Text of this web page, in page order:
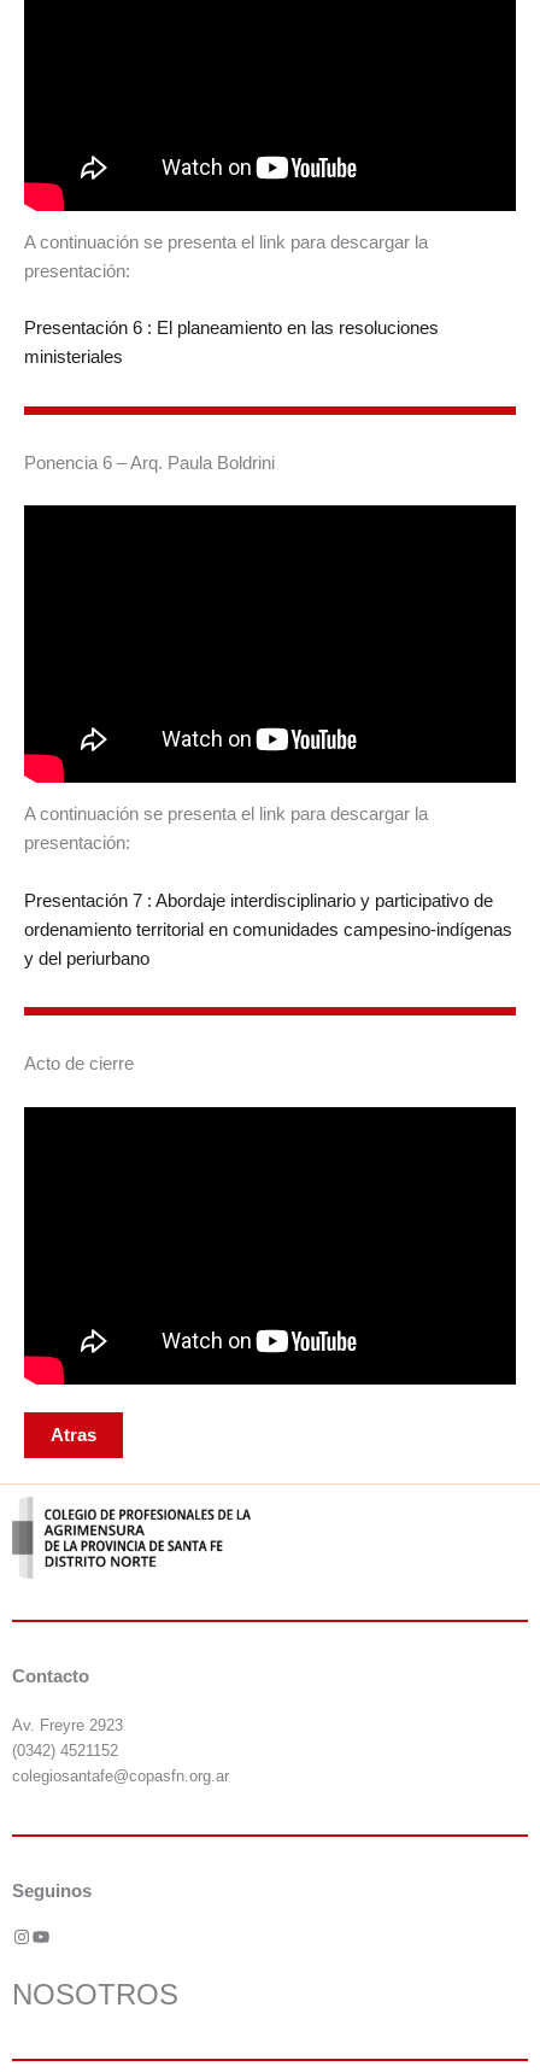
A continuación se presenta el link para descargar la
presentación:
Presentación 6 : El planeamiento en las resoluciones
ministeriales
Ponencia 6 – Arq. Paula Boldrini
A continuación se presenta el link para descargar la
presentación:
Presentación 7 : Abordaje interdisciplinario y participativo de
ordenamiento territorial en comunidades campesino-indígenas
y del periurbano
Acto de cierre
Atras
Contacto
Av. Freyre 2923
(0342) 4521152
colegiosantafe@copasfn.org.ar
Seguinos
Instagram
YouTube
NOSOTROS